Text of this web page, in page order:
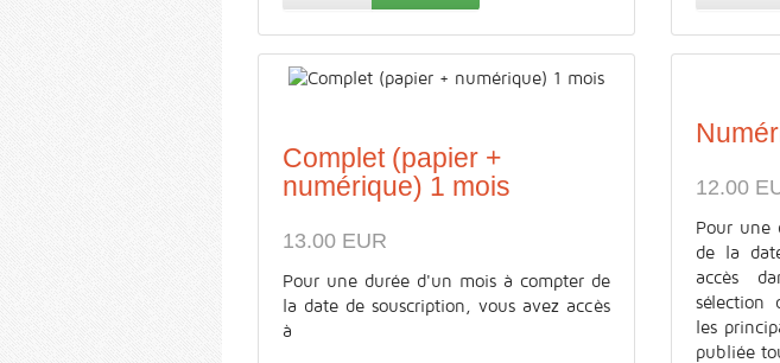
Complet (papier +
numérique) 1 mois
13.00 EUR
Pour une durée d'un mois à compter de
la date de souscription, vous avez accès
à
12.00
Pour une
de la
accès
sélection
les
publiée